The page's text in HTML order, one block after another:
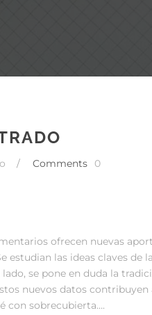
/ Comments 0
ofrecen nuevas
estudian las ideas claves
se pone en duda la
nuevos datos
con sobrecubierta….